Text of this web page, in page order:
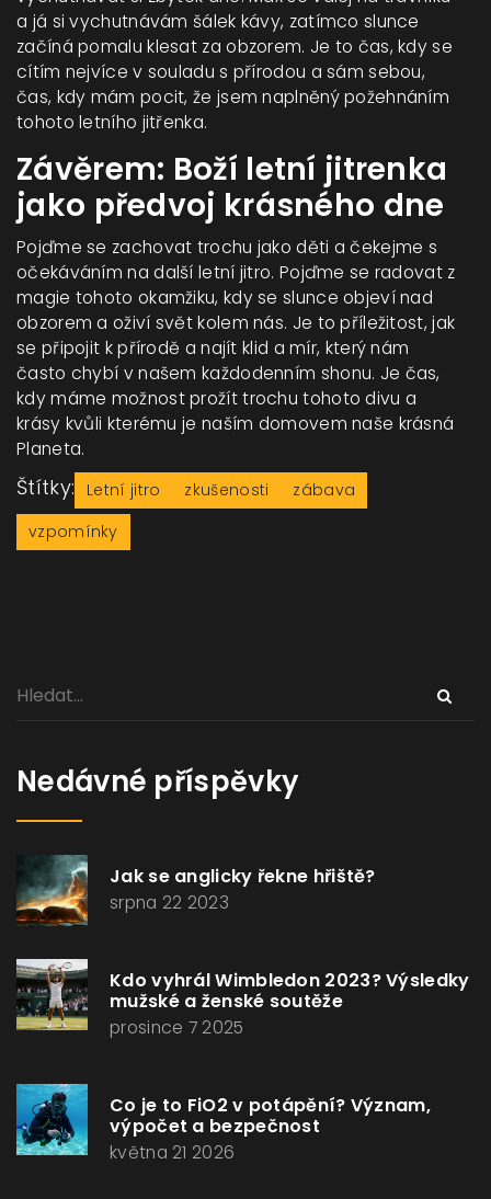
a já si vychutnávám šálek kávy, zatímco slunce
začíná pomalu klesat za obzorem. Je to čas, kdy se
cítím nejvíce v souladu s přírodou a sám sebou,
čas, kdy mám pocit, že jsem naplněný požehnáním
tohoto letního jitřenka.
Závěrem: Boží letní jitrenka
jako předvoj krásného dne
Pojďme se zachovat trochu jako děti a čekejme s
očekáváním na další letní jitro. Pojďme se radovat z
magie tohoto okamžiku, kdy se slunce objeví nad
obzorem a oživí svět kolem nás. Je to příležitost, jak
se připojit k přírodě a najít klid a mír, který nám
často chybí v našem každodenním shonu. Je čas,
kdy máme možnost prožít trochu tohoto divu a
krásy kvůli kterému je naším domovem naše krásná
Planeta.
Štítky: Letní jitro zkušenosti
zábava
vzpomínky
Nedávné příspěvky
Jak se anglicky řekne hřiště?
srpna 22 2023
Kdo vyhrál Wimbledon 2023? Výsledky
mužské a ženské soutěže
prosince 7 2025
Co je to FiO2 v potápění? Význam,
výpočet a bezpečnost
května 21 2026